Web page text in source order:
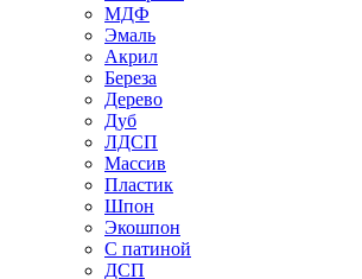
МДФ
Эмаль
Акрил
Береза
Дерево
Дуб
ЛДСП
Массив
Пластик
Шпон
Экошпон
С патиной
ДСП